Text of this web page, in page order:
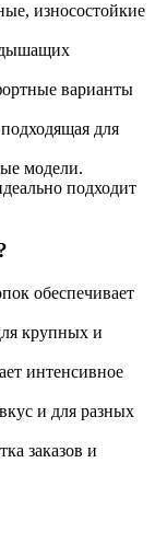
износостойкие
дышащих
варианты
для
модели.
подходит
обеспечивает
крупных и
интенсивное
и для разных
заказов и